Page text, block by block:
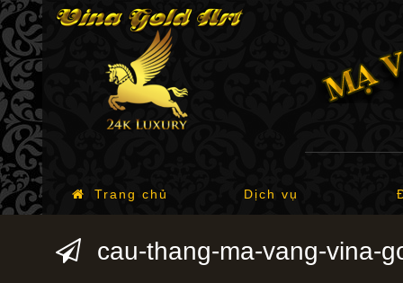
Trang chủ Dịch vụ
cau-thang-ma-vang-vina-